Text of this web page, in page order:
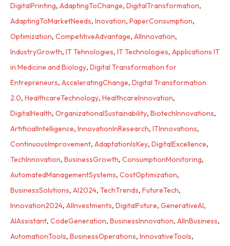
DigitalPrinting, AdaptingToChange, DigitalTransformation,
AdaptingToMarketNeeds, Inovation, PaperConsumption,
Optimization, CompetitiveAdvantage, AIInnovation,
IndustryGrowth, IT Tehnologies, IT Technologies, Applications IT
in Medicine and Biology, Digital Transformation for
Entrepreneurs, AcceleratingChange, Digital Transformation
2.0, HealthcareTechnology, HealthcareInnovation,
DigitalHealth, OrganizationalSustainability, BiotechInnovations,
ArtificialIntelligence, InnovationInResearch, ITInnovations,
ContinuousImprovement, AdaptationIsKey, DigitalExcellence,
TechInnovation, BusinessGrowth, ConsumptionMonitoring,
AutomatedManagementSystems, CostOptimization,
BusinessSolutions, AI2024, TechTrends, FutureTech,
Innovation2024, AIInvestments, DigitalFuture, GenerativeAI,
AIAssistant, CodeGeneration, BusinessInnovation, AIInBusiness,
AutomationTools, BusinessOperations, InnovativeTools,